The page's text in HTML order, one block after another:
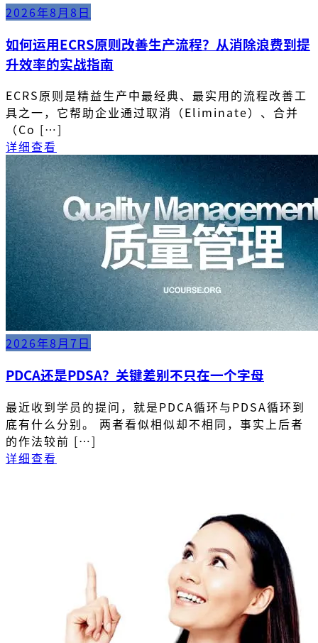
2026年8月8日
如何运用ECRS原则改善生产流程？从消除浪费到提
升效率的实战指南
ECRS原则是精益生产中最经典、最实用的流程改善工
具之一，它帮助企业通过取消（Eliminate）、合并
（Co […]
详细查看
2026年8月7日
PDCA还是PDSA？关键差别不只在一个字母
最近收到学员的提问，就是PDCA循环与PDSA循环到
底有什么分别。 两者看似相似却不相同，事实上后者
的作法较前 […]
详细查看